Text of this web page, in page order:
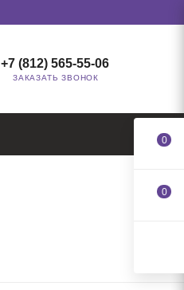
+7 (812) 565-55-06
ЗАКАЗАТЬ ЗВОНОК
0
0